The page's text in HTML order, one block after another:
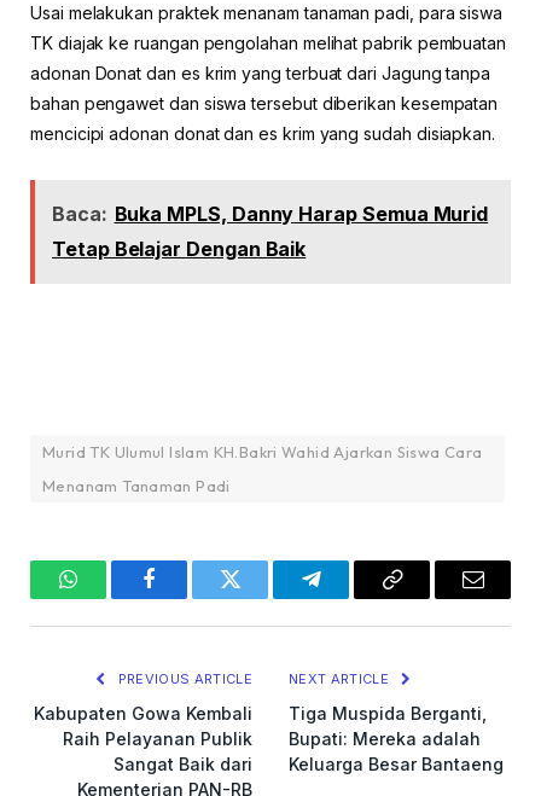
Usai melakukan praktek menanam tanaman padi, para siswa
TK diajak ke ruangan pengolahan melihat pabrik pembuatan
adonan Donat dan es krim yang terbuat dari Jagung tanpa
bahan pengawet dan siswa tersebut diberikan kesempatan
mencicipi adonan donat dan es krim yang sudah disiapkan.
Baca: Buka MPLS, Danny Harap Semua Murid
Tetap Belajar Dengan Baik
Murid TK Ulumul Islam KH.Bakri Wahid Ajarkan Siswa Cara
Menanam Tanaman Padi
WhatsAppFacebookTwitter TelegramCopy
Email
PREVIOUS ARTICLE
Kabupaten Gowa Kembali
Raih Pelayanan Publik
Sangat Baik dari
Kementerian PAN-RB
NEXT ARTICLE
Tiga Muspida Berganti,
Bupati: Mereka adalah
Keluarga Besar Bantaeng